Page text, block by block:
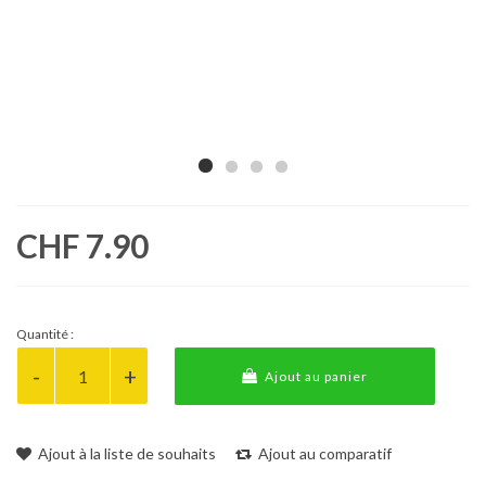
CHF 7.90
Quantité :
Ajout au panier
Ajout à la liste de souhaits Ajout au comparatif